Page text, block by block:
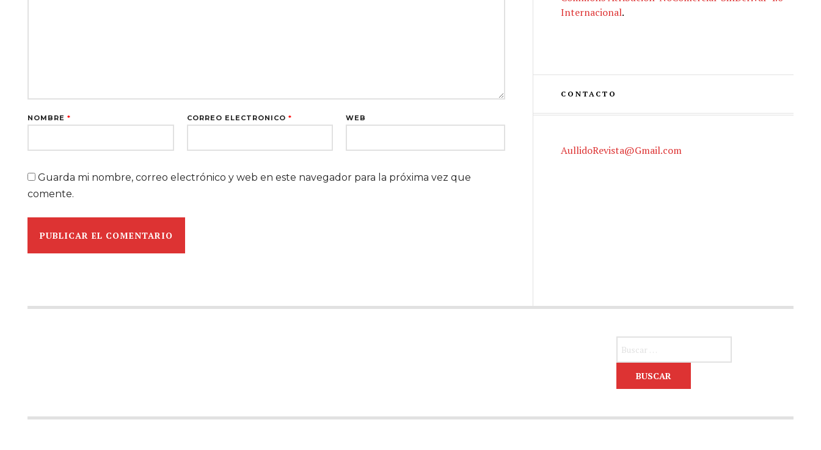
NOMBRE * CORREO ELECTRÓNICO * WEB
Guarda mi nombre, correo electrónico y web en este navegador para la próxima vez que
comente.
Internacional.
CONTACTO
AullidoRevista@Gmail.com